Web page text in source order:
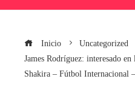
Inicio
Uncategorized
James Rodríguez: interesado
Shakira – Fútbol Internacional